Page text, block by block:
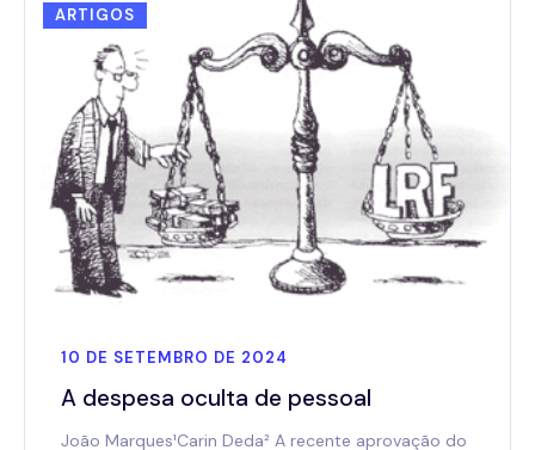
ARTIGOS
10 DE SETEMBRO DE 2024
A despesa oculta de pessoal
João Marques¹Carin Deda² A recente aprovação do